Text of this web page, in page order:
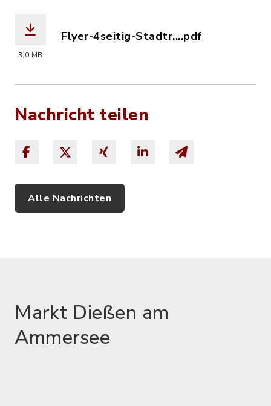
3,0 MB
Flyer-4seitig-Stadtr....pdf
Nachricht teilen
Alle Nachrichten
Markt Dießen am
Ammersee